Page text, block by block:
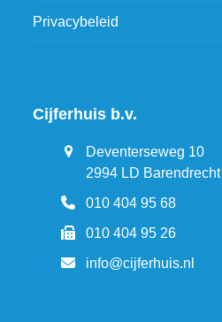
Privacybeleid
Cijferhuis b.v.
Deventerseweg 10
2994 LD Barendrecht
010 404 95 68
010 404 95 26
info@cijferhuis.nl